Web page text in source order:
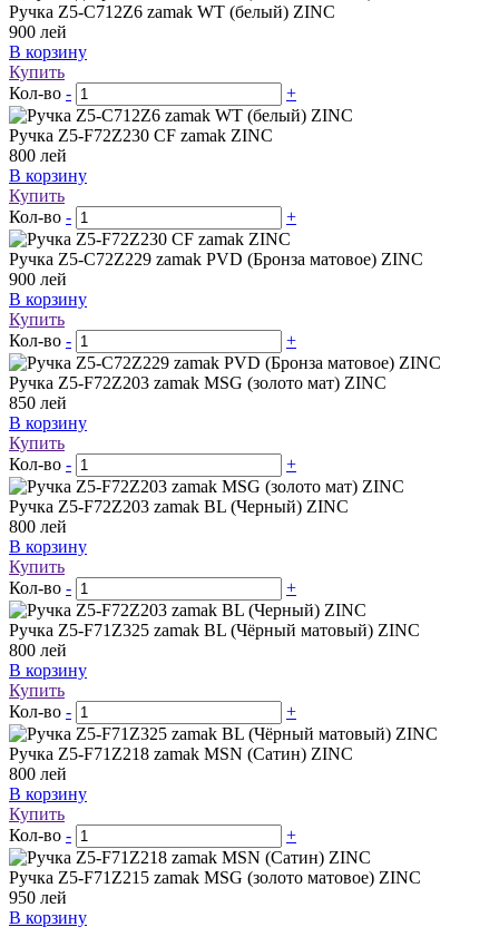
Ручка Z5-C712Z6 zamak WT (белый) ZINC
900 лей
В корзину
Купить
Кол-во - +
Ручка Z5-F72Z230 CF zamak ZINC
800 лей
В корзину
Купить
Кол-во - +
Ручка Z5-С72Z229 zamak PVD (Бронза матовое) ZINC
900 лей
В корзину
Купить
Кол-во - +
Ручка Z5-F72Z203 zamak MSG (золото мат) ZINC
850 лей
В корзину
Купить
Кол-во - +
Ручка Z5-F72Z203 zamak BL (Черный) ZINC
800 лей
В корзину
Купить
Кол-во - +
Ручка Z5-F71Z325 zamak BL (Чёрный матовый) ZINC
800 лей
В корзину
Купить
Кол-во - +
Ручка Z5-F71Z218 zamak MSN (Сатин) ZINC
800 лей
В корзину
Купить
Кол-во - +
Ручка Z5-F71Z215 zamak MSG (золото матовое) ZINC
950 лей
В корзину